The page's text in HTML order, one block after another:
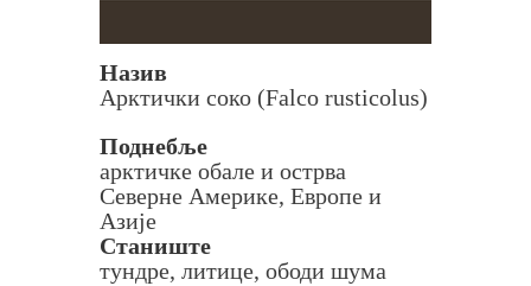
Назив
Арктички соко (Falco rusticolus)
Поднебље
арктичке обале и острва
Северне Америке, Европе и
Азије
Станиште
тундре, литице, ободи шума